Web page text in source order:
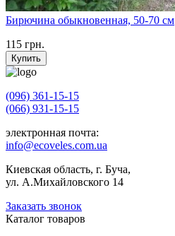
Бирючина обыкновенная, 50-70 см
115 грн.
Купить
(096) 361-15-15
(066) 931-15-15
электронная почта:
info@ecoveles.com.ua
Киевская область, г. Буча,
ул. А.Михайловского 14
Заказать звонок
Каталог товаров